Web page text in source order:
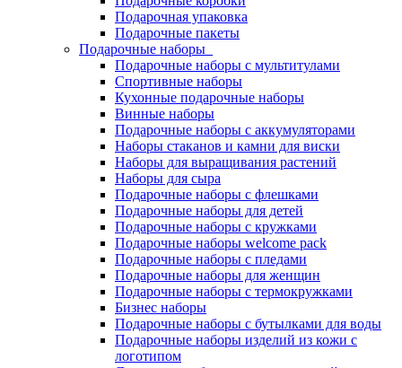
Подарочная упаковка
Подарочные пакеты
Подарочные наборы
Подарочные наборы с мультитулами
Спортивные наборы
Кухонные подарочные наборы
Винные наборы
Подарочные наборы с аккумуляторами
Наборы стаканов и камни для виски
Наборы для выращивания растений
Наборы для сыра
Подарочные наборы с флешками
Подарочные наборы для детей
Подарочные наборы с кружками
Подарочные наборы welcome pack
Подарочные наборы с пледами
Подарочные наборы для женщин
Подарочные наборы с термокружками
Бизнес наборы
Подарочные наборы с бутылками для воды
Подарочные наборы изделий из кожи с
логотипом